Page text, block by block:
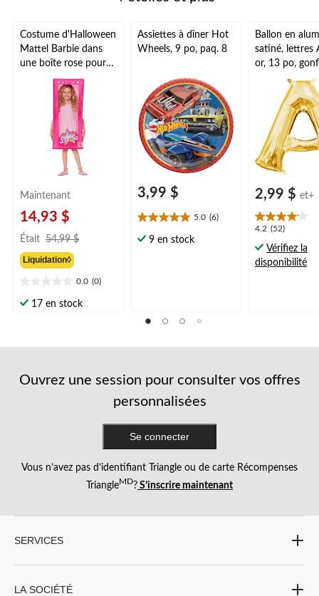
Cette
action
ouvrira
formulaire
soumission.
Cette
action
formulaire
de
soumission.
3
Cette
action
formulaire
soumission.
4
Cette
action
ouvrira
formulaire
de
soumission.
Cette
action
ouvrira
formulaire
soumission.
Costume d'Halloween
Mattel Barbie dans
une boîte rose pour
enfant, standard, taille
Maintenant
14,93 $
Était 54,99 $
Liquidation◊
0.0 (0)
étoile(s)
17 en stock
Assiettes à dîner Hot
Wheels, 9 po, paq. 8
3,99 $
5.0 (6)
5.0
étoile(s)
9 en stock
Ballon en
satiné, lettres
or, 13 po,
anniversaire/
de diplômes/
prénatale/
2,99 $ et+
4.2 (52)
4.2
étoile(s)
sur
5.
Vérifiez la
disponibilité
Ouvrez une session pour consulter vos offres
personnalisées
Se connecter
Vous n’avez pas d’identifiant Triangle ou de carte Récompenses
TriangleMD? S’inscrire maintenant
SERVICES
LA SOCIÉTÉ